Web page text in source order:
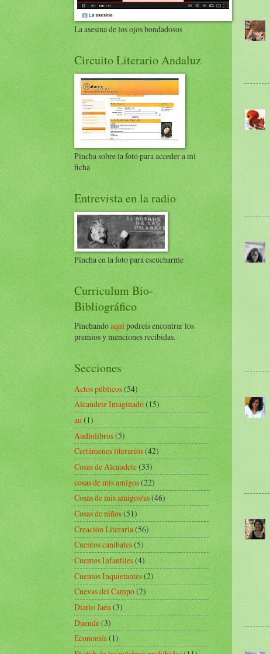
La asesina de los ojos bondadosos
Circuito Literario Andaluz
Pincha sobre la foto para acceder a mi
ficha
Entrevista en la radio
Pincha en la foto para escucharme
Curriculum Bio-
Bibliográfico
Pinchandoaquípodreis encontrar los
premios y menciones recibidas.
Secciones
Actos públicos(54)
Alcaudete Imaginado(15)
au(1)
Audiolibros(5)
Certámenes literarios(42)
Cosas de Alcaudete(33)
cosas de mis amigos(22)
Cosas de mis amigos/as(46)
Cosas de niños(51)
Creación Literaria(56)
Cuentos caníbales(5)
Cuentos Infantiles(4)
Cuentos Inquietantes(2)
Cuevas del Campo(2)
Diario Jaén(3)
Duende(3)
Economía(1)